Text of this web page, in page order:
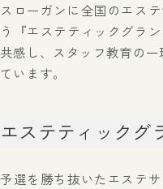
スローガンに全国のエス
う『エステティックグラン
共感し、スタッフ教育の
ています。
エステティックグ
予選を勝ち抜いたエステ